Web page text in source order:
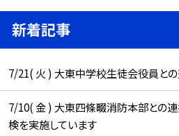
新着記事
7/21( 火 ) 大東中学校生徒会役員と
7/10( 金 ) 大東四條畷消防本部との
検を実施しています